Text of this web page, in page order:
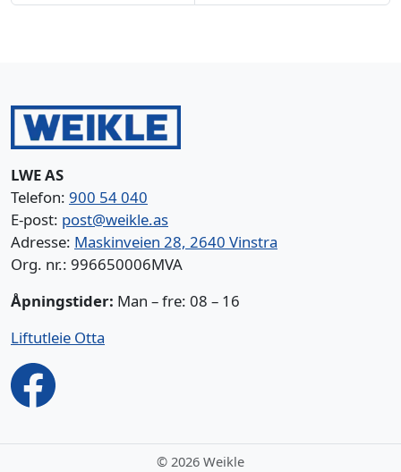
LWE AS
Telefon: 900 54 040
E-post: post@weikle.as
Adresse: Maskinveien 28, 2640 Vinstra
Org. nr.: 996650006MVA
Åpningstider: Man – fre: 08 – 16
Liftutleie Otta
© 2026 Weikle